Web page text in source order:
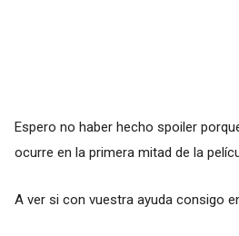
Espero no haber hecho spoiler
ocurre en la primera mitad de la
A ver si con vuestra ayuda consigo